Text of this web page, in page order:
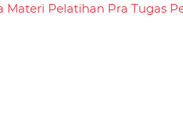
Materi Pelatihan Pra Tugas